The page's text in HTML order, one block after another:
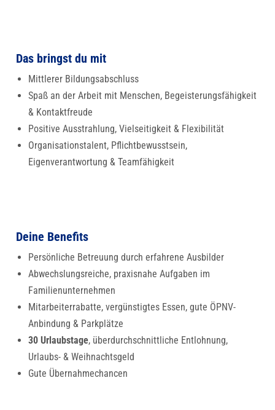
Das bringst du mit
Mittlerer Bildungsabschluss
Spaß an der Arbeit mit Menschen, Begeisterungsfähigkeit
& Kontaktfreude
Positive Ausstrahlung, Vielseitigkeit & Flexibilität
Organisationstalent, Pflichtbewusstsein,
Eigenverantwortung & Teamfähigkeit
Deine Benefits
Persönliche Betreuung durch erfahrene Ausbilder
Abwechslungsreiche, praxisnahe Aufgaben im
Familienunternehmen
Mitarbeiterrabatte, vergünstigtes Essen, gute ÖPNV-
Anbindung & Parkplätze
30 Urlaubstage, überdurchschnittliche Entlohnung,
Urlaubs- & Weihnachtsgeld
Gute Übernahmechancen